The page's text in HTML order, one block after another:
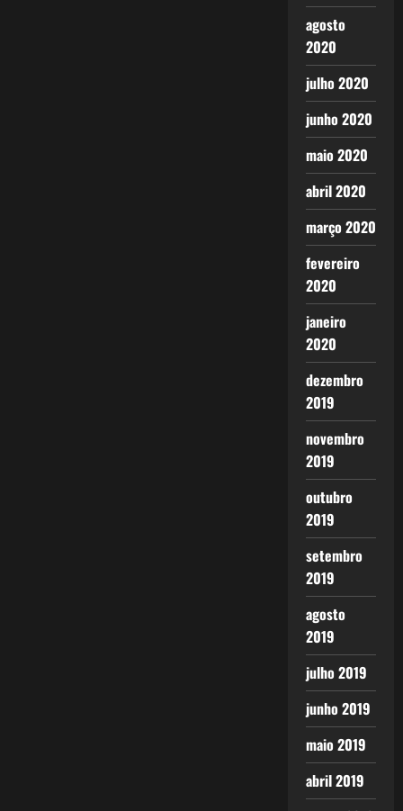
agosto
2020
julho 2020
junho 2020
maio 2020
abril 2020
março 2020
fevereiro
2020
janeiro
2020
dezembro
2019
novembro
2019
outubro
2019
setembro
2019
agosto
2019
julho 2019
junho 2019
maio 2019
abril 2019